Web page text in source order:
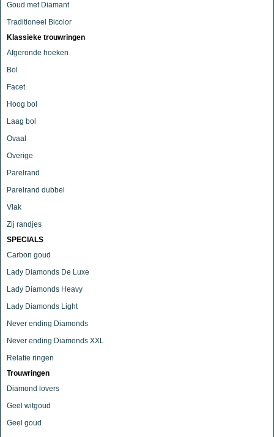
Goud met Diamant
Traditioneel Bicolor
Klassieke trouwringen
Afgeronde hoeken
Bol
Facet
Hoog bol
Laag bol
Ovaal
Overige
Parelrand
Parelrand dubbel
Vlak
Zij randjes
SPECIALS
Carbon goud
Lady Diamonds De Luxe
Lady Diamonds Heavy
Lady Diamonds Light
Never ending Diamonds
Never ending Diamonds XXL
Relatie ringen
Trouwringen
Diamond lovers
Geel witgoud
Geel goud